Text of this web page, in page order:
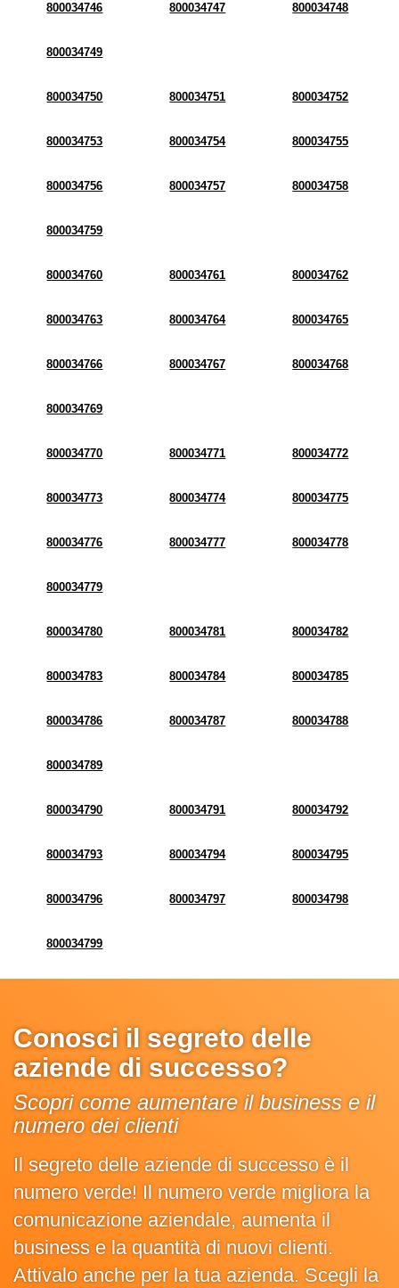
800034746 800034747 800034748
800034749
800034750 800034751 800034752
800034753 800034754 800034755
800034756 800034757 800034758
800034759
800034760 800034761 800034762
800034763 800034764 800034765
800034766 800034767 800034768
800034769
800034770 800034771 800034772
800034773 800034774 800034775
800034776 800034777 800034778
800034779
800034780 800034781 800034782
800034783 800034784 800034785
800034786 800034787 800034788
800034789
800034790 800034791 800034792
800034793 800034794 800034795
800034796 800034797 800034798
800034799
Conosci il segreto delle
aziende di successo?
Scopri come aumentare il business e il
numero dei clienti
Il segreto delle aziende di successo è il
numero verde! Il numero verde migliora la
comunicazione aziendale, aumenta il
business e la quantità di nuovi clienti.
Attivalo anche per la tua azienda. Scegli la